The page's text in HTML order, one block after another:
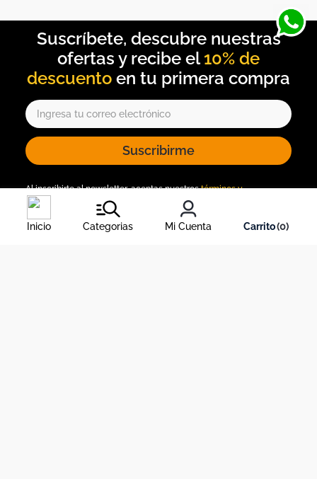
Inicio Categorias Mi Cuenta 0
10% de
descuento
Suscribirme
Al inscribirte al newsletter, aceptas nuestrostérminos y
condiciones
, y nuestra política de tratamiento de información